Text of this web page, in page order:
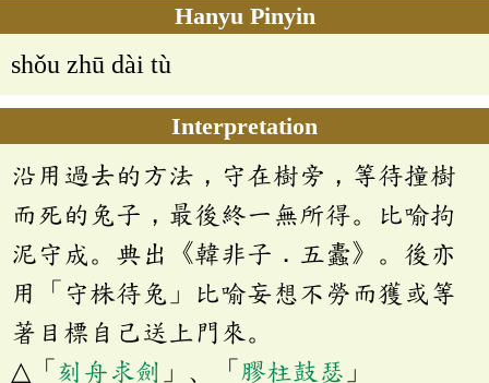
Hanyu Pinyin
shǒu zhū dài tù
Interpretation
沿用過去的方法，守在樹旁，等待撞樹
而死的兔子，最後終一無所得。比喻拘
泥守成。典出《韓非子．五蠹》。後亦
用「守株待兔」比喻妄想不勞而獲或等
著目標自己送上門來。
△「 刻舟求劍 」、「 膠柱鼓瑟 」